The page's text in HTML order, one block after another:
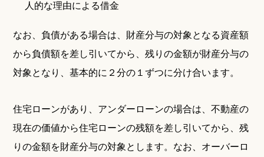
人的な理由による借金
なお、負債がある場合は、財産分与の対象となる資産額
から負債額を差し引いてから、残りの金額が財産分与の
対象となり、基本的に２分の１ずつに分け合います。
住宅ローンがあり、アンダーローンの場合は、不動産の
現在の価値から住宅ローンの残額を差し引いてから、残
りの金額を財産分与の対象とします。なお、オーバーロ